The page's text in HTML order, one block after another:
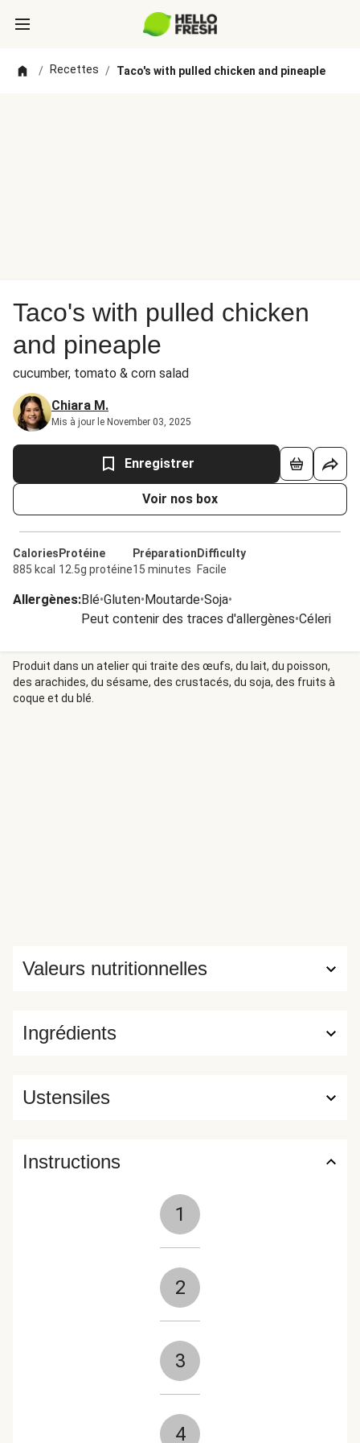
/ Recettes / Taco's with pulled chicken and pineaple
Taco's with pulled chicken
and pineaple
cucumber, tomato & corn salad
Chiara M.
Mis à jour le November 03, 2025
Enregistrer
Voir nos box
Calories
885 kcal
Protéine
12.5g protéine
Préparation
15 minutes
Difficulty
Facile
Allergènes:Blé•Gluten•Moutarde•Soja•
Peut contenir des traces d'allergènes•Céleri
Produit dans un atelier qui traite des œufs, du lait, du poisson,
des arachides, du sésame, des crustacés, du soja, des fruits à
coque et du blé.
Ingrédients
Valeurs nutritionnelles
Ustensiles
Instructions
1
2
3
4